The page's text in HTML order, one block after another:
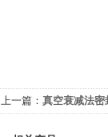
上一篇： 真空衰减法